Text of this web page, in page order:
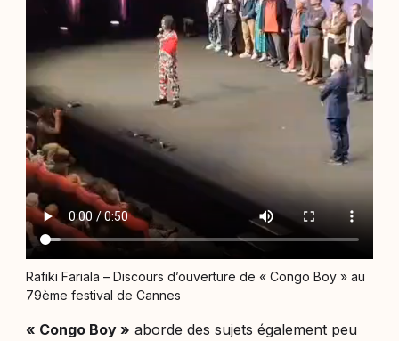
Rafiki Fariala – Discours d’ouverture de « Congo Boy » au
79ème festival de Cannes
« Congo Boy » aborde des sujets également peu